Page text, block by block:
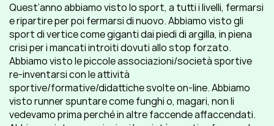
Quest’anno abbiamo visto lo sport, a tutti i livelli, fermarsi
e ripartire per poi fermarsi di nuovo. Abbiamo visto gli
sport di vertice come giganti dai piedi di argilla, in piena
crisi per i mancati introiti dovuti allo stop forzato.
Abbiamo visto le piccole associazioni/società sportive
re-inventarsi con le attività
sportive/formative/didattiche svolte on-line. Abbiamo
visto runner spuntare come funghi o, magari, non li
vedevamo prima perché in altre faccende affaccendati.